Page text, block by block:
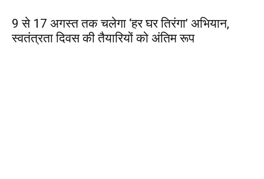
9 से 17 अगस्त तक चलेगा ‘हर घर तिरंगा’ अभियान,
स्वतंत्रता दिवस की तैयारियों को अंतिम रूप